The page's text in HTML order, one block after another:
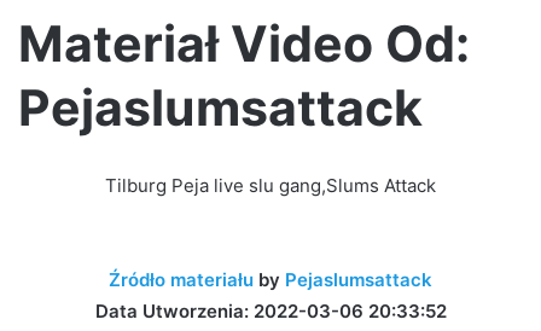
Materiał Video Od:
Pejaslumsattack
Tilburg Peja live slu gang,Slums Attack
Źródło materiału by Pejaslumsattack
Data Utworzenia: 2022-03-06 20:33:52